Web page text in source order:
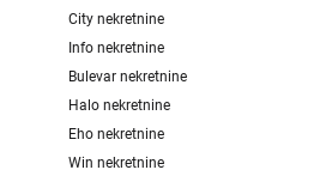
City nekretnine
Info nekretnine
Bulevar nekretnine
Halo nekretnine
Eho nekretnine
Win nekretnine